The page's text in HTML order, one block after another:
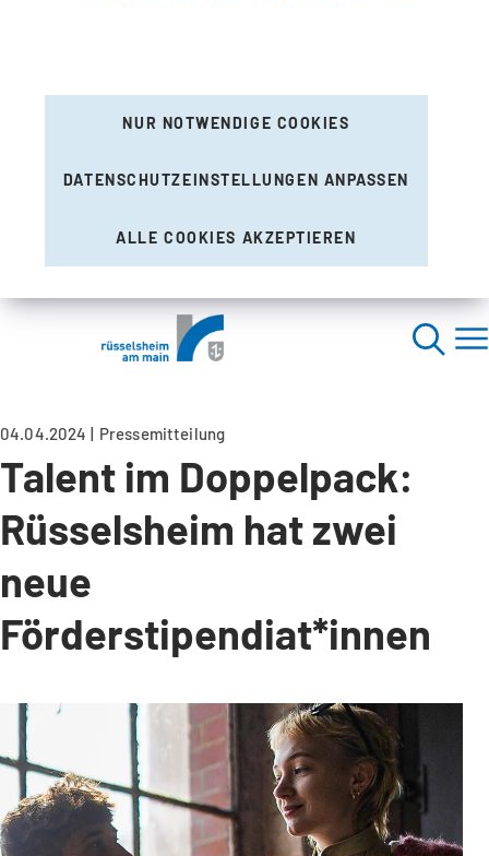
NUR NOTWENDIGE COOKIES
DATENSCHUTZEINSTELLUNGEN ANPASSEN
ALLE COOKIES AKZEPTIEREN
04.04.2024 Pressemitteilung
Talent im Doppelpack:
Rüsselsheim hat zwei
neue
Förderstipendiat*innen